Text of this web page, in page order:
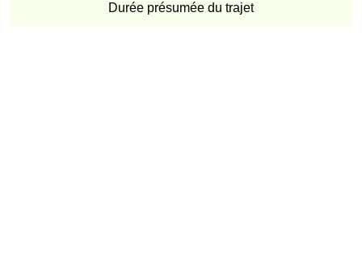
Durée présumée du trajet